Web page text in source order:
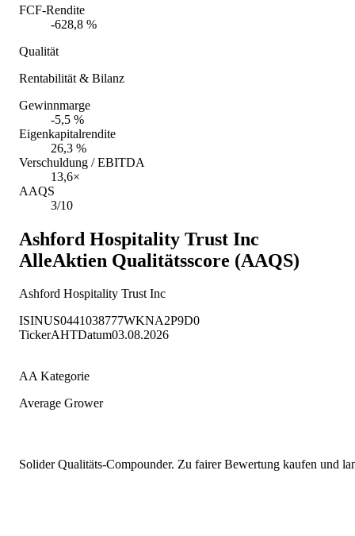
FCF-Rendite
-628,8 %
Qualität
Rentabilität & Bilanz
Gewinnmarge
-5,5 %
Eigenkapitalrendite
26,3 %
Verschuldung / EBITDA
13,6×
AAQS
3/10
Ashford Hospitality Trust Inc
AlleAktien Qualitätsscore (AAQS)
Ashford Hospitality Trust Inc
ISINUS0441038777WKNA2P9D0
TickerAHTDatum03.08.2026
AA Kategorie
Average Grower
Solider Qualitäts-Compounder. Zu fairer Bewertung kaufen und